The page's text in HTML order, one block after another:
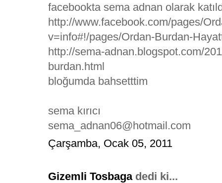
facebookta sema adnan olarak
http://www.facebook.com/pages/
v=info#!/pages/Ordan-Burdan-
http://sema-adnan.blogspot.com/
burdan.html
bloğumda bahsetttim
sema kırıcı
sema_adnan06@hotmail.com
Çarşamba, Ocak 05, 2011
Gizemli Tosbagadedi ki...